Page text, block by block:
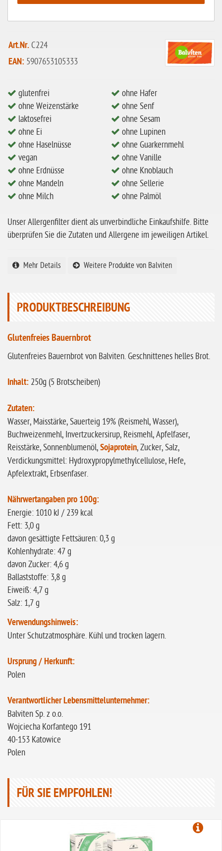
ohne Soja
Bio
vegan
ohne Erdnüsse
eiweißarm / PKU
ohne Mandeln
ohne Milch
ohne Hafer
ohne Reis
ohne Senf
ohne Lupinen
ohne Buchweizen
ohne Vanille
ohne Sellerie
glutenfrei
ohne
Sonnenblumen
ohne Palmöl
Art.Nr.C224
EAN: 5907653105333
glutenfrei
ohne Weizenstärke
laktosefrei
ohne Ei
ohne Haselnüsse
vegan
ohne Erdnüsse
ohne Mandeln
ohne Milch
ohne Hafer
ohne Senf
ohne Sesam
ohne Lupinen
ohne Guarkernmehl
ohne Vanille
ohne Knoblauch
ohne Sellerie
ohne Palmöl
Unser Allergenfilter dient als unverbindliche Einkaufshilfe. Bitte
überprüfen Sie die Zutaten und Allergene im jeweiligen Artikel.
Mehr Details Weitere Produkte von Balviten
PRODUKTBESCHREIBUNG
Glutenfreies Bauernbrot
Glutenfreies Bauernbrot von Balviten. Geschnittenes helles Brot.
Inhalt: 250g (5 Brotscheiben)
Zutaten:
Wasser, Maisstärke, Sauerteig 19% (Reismehl, Wasser),
Buchweizenmehl, Invertzuckersirup, Reismehl, Apfelfaser,
Reisstärke, Sonnenblumenöl,Sojaprotein, Zucker, Salz,
Verdickungsmittel: Hydroxypropylmethylcellulose, Hefe,
Apfelextrakt, Erbsenfaser.
Nährwertangaben pro 100g:
Energie: 1010 kJ / 239 kcal
Fett: 3,0 g
davon gesättigte Fettsäuren: 0,3 g
Kohlenhydrate: 47 g
davon Zucker: 4,6 g
Ballaststoffe: 3,8 g
Eiweiß: 4,7 g
Salz: 1,7 g
Verwendungshinweis:
Unter Schutzatmosphäre. Kühl und trocken lagern.
Ursprung / Herkunft:
Polen
Verantwortlicher Lebensmittelunternehmer:
Balviten Sp. z o.o.
Wojciecha Korfantego 191
40-153 Katowice
Polen
FÜR SIE EMPFOHLEN!